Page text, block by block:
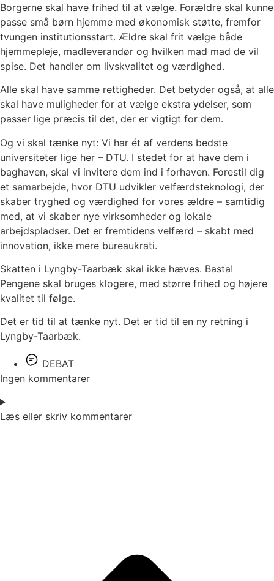
Borgerne skal have frihed til at vælge. Forældre skal kunne
passe små børn hjemme med økonomisk støtte, fremfor
tvungen institutionsstart. Ældre skal frit vælge både
hjemmepleje, madleverandør og hvilken mad mad de vil
spise. Det handler om livskvalitet og værdighed.
Alle skal have samme rettigheder. Det betyder også, at alle
skal have muligheder for at vælge ekstra ydelser, som
passer lige præcis til det, der er vigtigt for dem.
Og vi skal tænke nyt: Vi har ét af verdens bedste
universiteter lige her – DTU. I stedet for at have dem i
baghaven, skal vi invitere dem ind i forhaven. Forestil dig
et samarbejde, hvor DTU udvikler velfærdsteknologi, der
skaber tryghed og værdighed for vores ældre – samtidig
med, at vi skaber nye virksomheder og lokale
arbejdspladser. Det er fremtidens velfærd – skabt med
innovation, ikke mere bureaukrati.
Skatten i Lyngby-Taarbæk skal ikke hæves. Basta!
Pengene skal bruges klogere, med større frihed og højere
kvalitet til følge.
Det er tid til at tænke nyt. Det er tid til en ny retning i
Lyngby-Taarbæk.
DEBAT
Ingen kommentarer
Læs eller skriv kommentarer